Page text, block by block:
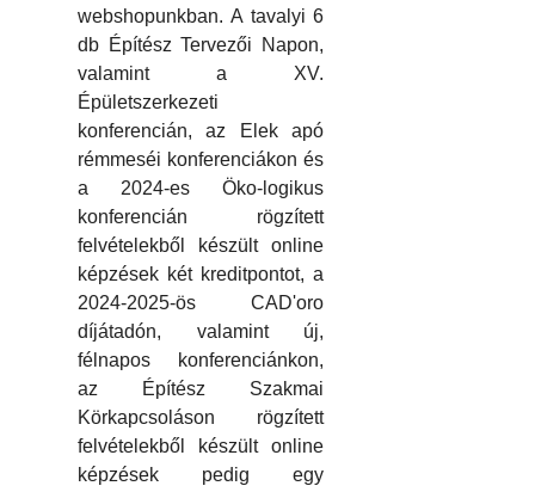
webshopunkban. A tavalyi 6
db Építész Tervezői Napon,
valamint a XV.
Épületszerkezeti
konferencián, az Elek apó
rémmeséi konferenciákon és
a 2024-es Öko-logikus
konferencián rögzített
felvételekből készült online
képzések két kreditpontot, a
2024-2025-ös CAD'oro
díjátadón, valamint új,
félnapos konferenciánkon,
az Építész Szakmai
Körkapcsoláson rögzített
felvételekből készült online
képzések pedig egy